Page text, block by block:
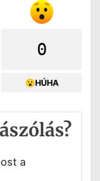
0
😮HÚHA
a